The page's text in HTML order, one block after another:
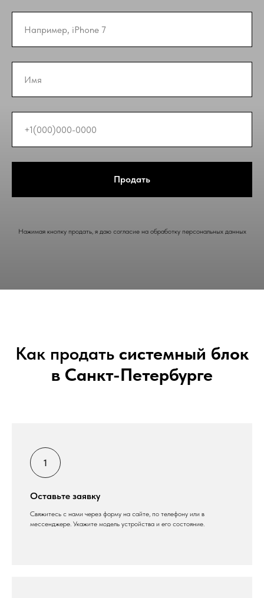
Продать
Нажимая кнопку продать, я даю согласие на обработку персональных данных
Как продать системный блок
в Санкт-Петербурге
Оставьте заявку
Свяжитесь с нами через форму на сайте, по телефону или в
мессенджере. Укажите модель устройства и его состояние.